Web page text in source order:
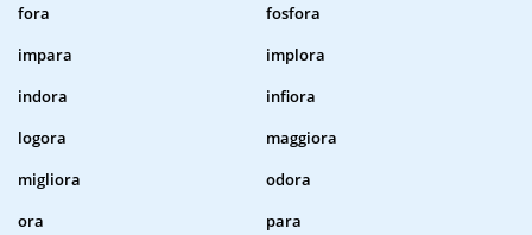
fora
fosfora
impara
implora
indora
infiora
logora
maggiora
migliora
odora
ora
para